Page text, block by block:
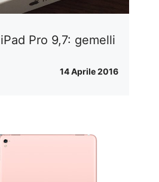
Pro 9,7: gemelli
14 Aprile 2016